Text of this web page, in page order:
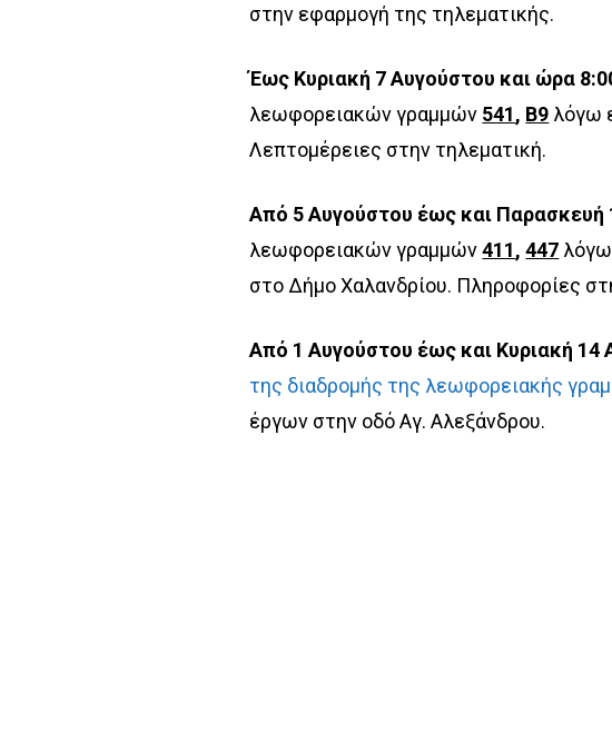
στην εφαρμογή της τηλεματικής.
Έως Κυριακή 7 Αυγούστου και ώρα
λεωφορειακών γραμμών 541, Β9 λόγω
Λεπτομέρειες στην τηλεματική.
Από 5 Αυγούστου έως και Παρασκευή
λεωφορειακών γραμμών411,447
στο Δήμο Χαλανδρίου. Πληροφορίες
Από 1 Αυγούστου έως και Κυριακή 14
της διαδρομής της λεωφορειακής
έργων στην οδό Αγ. Αλεξάνδρου.